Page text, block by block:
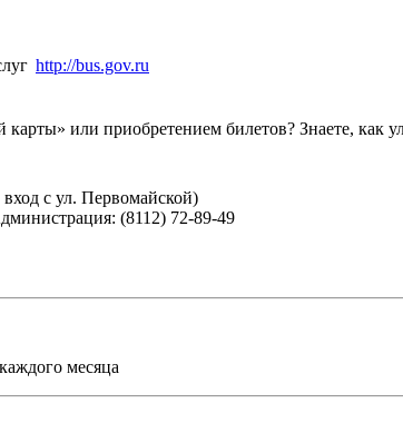
http://bus.gov.ru
или приобретением билетов? Знаете, как
с ул. Первомайской)
(8112) 72-89-49
месяца